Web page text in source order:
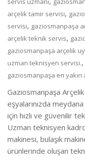
arçelik tamir servisi,
servisi, gaziosmanpaşa
arçelik teknik servis,
gaziosmanpaşa arçelik
uzman teknisyen servisi.,
gaziosmanpaşa en yakın
Gaziosmanpaşa
eşyalarınızda
için hızlı ve güvenilir
Uzman teknisyen
makinesi, bulaşık
ürünlerinde oluşan